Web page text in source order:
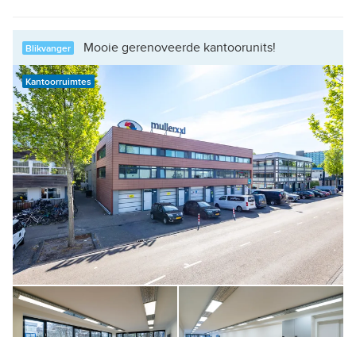
Blikvanger Mooie gerenoveerde kantoorunits!
Kantoorruimtes